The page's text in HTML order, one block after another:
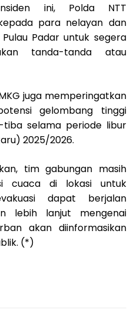
ini, Polda NTT
para nelayan dan
Padar untuk segera
tanda-tanda atau
juga memperingatkan
gelombang tinggi
selama periode libur
2025/2026.
tim gabungan masih
cuaca di lokasi untuk
dapat berjalan
lebih lanjut mengenai
akan diinformasikan
(*)